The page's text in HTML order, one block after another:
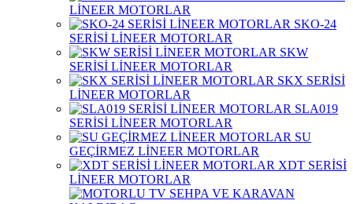
LİNEER MOTORLAR
SKO-24
SERİSİ LİNEER MOTORLAR
SKW
SERİSİ LİNEER MOTORLAR
SKX SERİSİ
LİNEER MOTORLAR
SLA019
SERİSİ LİNEER MOTORLAR
SU
GEÇİRMEZ LİNEER MOTORLAR
XDT SERİSİ
LİNEER MOTORLAR